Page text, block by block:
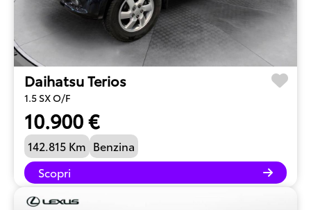
Daihatsu Terios
1.5 SX O/F
10.900 €
142.815 Km Benzina
Scopri